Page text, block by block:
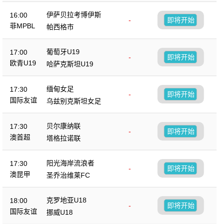
16:00
菲MPBL
伊萨贝拉考博伊斯
-
帕西格市
即将开始
17:00
欧青U19
葡萄牙U19
-
哈萨克斯坦U19
即将开始
17:30
国际友谊
缅甸女足
-
乌兹别克斯坦女足
即将开始
17:30
澳首超
贝尔康纳联
-
塔格拉诺联
即将开始
17:30
澳昆甲
阳光海岸流浪者
-
圣乔治维莱FC
即将开始
18:00
国际友谊
克罗地亚U18
-
挪威U18
即将开始